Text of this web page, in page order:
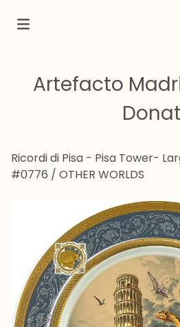
Artefacto
Ricordi di Pisa - Pisa Tower-
#0776 / OTHER WORLDS